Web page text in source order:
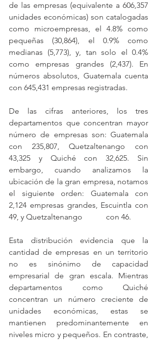
de las empresas (equivalente a 606,357
unidades económicas) son catalogadas
como microempresas, el 4.8% como
pequeñas (30,864), el 0.9% como
medianas (5,773), y, tan solo el 0.4%
como empresas grandes (2,437). En
números absolutos, Guatemala cuenta
con 645,431 empresas registradas.
De las cifras anteriores, los tres
departamentos que concentran mayor
número de empresas son: Guatemala
con 235,807, Quetzaltenango con
43,325 y Quiché con 32,625. Sin
embargo, cuando analizamos la
ubicación de la gran empresa, notamos
el siguiente orden: Guatemala con
2,124 empresas grandes, Escuintla con
49, y Quetzaltenango            con 46.
Esta distribución evidencia que la
cantidad de empresas en un territorio
no es sinónimo de capacidad
empresarial de gran escala. Mientras
departamentos como Quiché
concentran un número creciente de
unidades económicas, estas se
mantienen predominantemente en
niveles micro y pequeños. En contraste,